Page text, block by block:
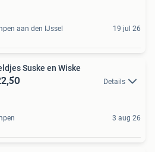
aan den IJssel 19 jul 26
Suske en Wiske
Details
3 aug 26